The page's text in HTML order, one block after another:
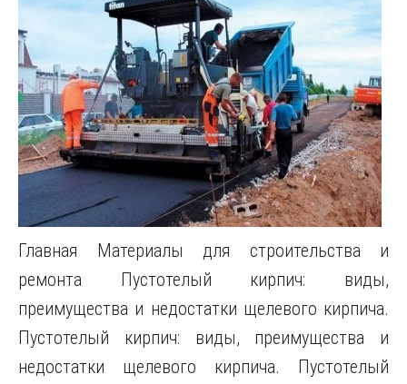
Главная Mатериалы для строительства и
ремонта Пустотелый кирпич: виды,
преимущества и недостатки щелевого кирпича.
Пустотелый кирпич: виды, преимущества и
недостатки щелевого кирпича. Пустотелый